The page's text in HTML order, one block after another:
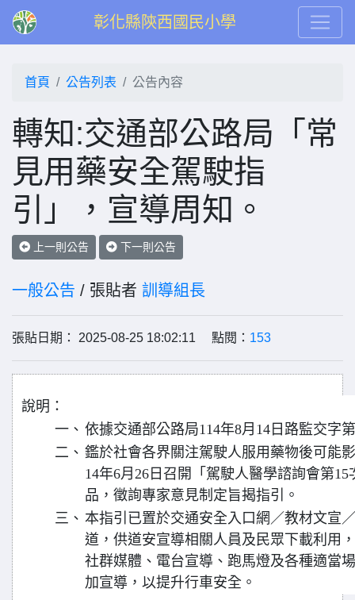
彰化縣陝西國民小學
首頁 公告列表 公告內容
轉知:交通部公路局「常
見用藥安全駕駛指
引」，宣導周知。
上一則公告 下一則公告
一般公告 / 張貼者 訓導組長
張貼日期： 2025-08-25 18:02:11 點閱： 153
說明：
一、 依據交通部公路局114年8月14日路監交字
二、 鑑於社會各界關注駕駛人服用藥物後可能
14年6月26日召開「駕駛人醫學諮詢會第
品，徵詢專家意見制定旨揭指引。
三、 本指引已置於交通安全入口網／教材文宣
道，供道安宣導相關人員及民眾下載利用
社群媒體、電台宣導、跑馬燈及各種適當
加宣導，以提升行車安全。